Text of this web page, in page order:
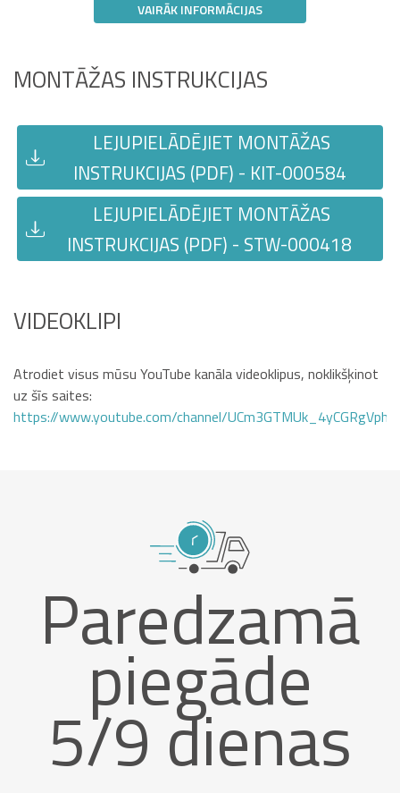
VAIRĀK INFORMĀCIJAS
MONTĀŽAS INSTRUKCIJAS
LEJUPIELĀDĒJIET MONTĀŽAS
INSTRUKCIJAS (PDF) - KIT-000584
LEJUPIELĀDĒJIET MONTĀŽAS
INSTRUKCIJAS (PDF) - STW-000418
VIDEOKLIPI
Atrodiet visus mūsu YouTube kanāla videoklipus, noklikšķinot
uz šīs saites:
https://www.youtube.com/channel/
Paredzamā
piegāde
5/9 dienas